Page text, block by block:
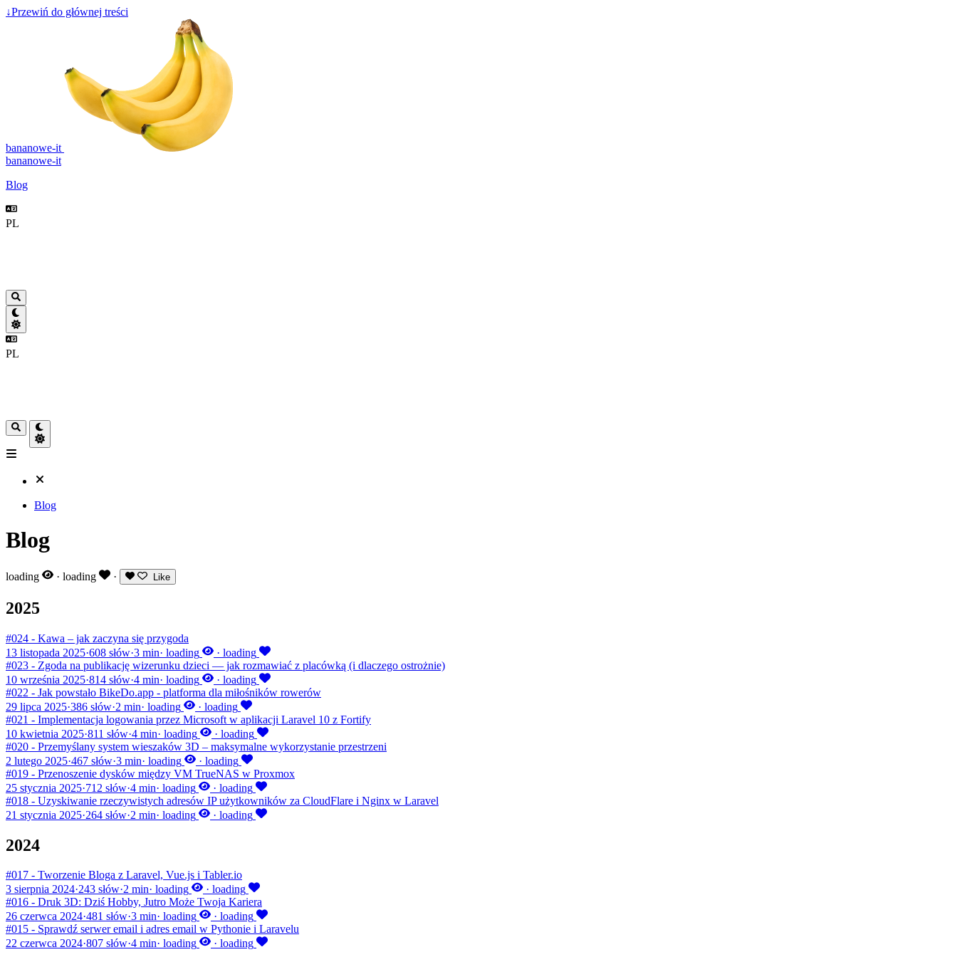
↓Przewiń do głównej treści
bananowe-it
bananowe-it
Blog
PL
PL
Blog
Blog
loading · loading · Like
2025
#024 - Kawa – jak zaczyna się przygoda
13 listopada 2025·608 słów·3 min· loading · loading
#023 - Zgoda na publikację wizerunku dzieci — jak rozmawiać z placówką (i dlaczego ostrożnie)
10 września 2025·814 słów·4 min· loading · loading
#022 - Jak powstało BikeDo.app - platforma dla miłośników rowerów
29 lipca 2025·386 słów·2 min· loading · loading
#021 - Implementacja logowania przez Microsoft w aplikacji Laravel 10 z Fortify
10 kwietnia 2025·811 słów·4 min· loading · loading
#020 - Przemyślany system wieszaków 3D – maksymalne wykorzystanie przestrzeni
2 lutego 2025·467 słów·3 min· loading · loading
#019 - Przenoszenie dysków między VM TrueNAS w Proxmox
25 stycznia 2025·712 słów·4 min· loading · loading
#018 - Uzyskiwanie rzeczywistych adresów IP użytkowników za CloudFlare i Nginx w Laravel
21 stycznia 2025·264 słów·2 min· loading · loading
2024
#017 - Tworzenie Bloga z Laravel, Vue.js i Tabler.io
3 sierpnia 2024·243 słów·2 min· loading · loading
#016 - Druk 3D: Dziś Hobby, Jutro Może Twoja Kariera
26 czerwca 2024·481 słów·3 min· loading · loading
#015 - Sprawdź serwer email i adres email w Pythonie i Laravelu
22 czerwca 2024·807 słów·4 min· loading · loading